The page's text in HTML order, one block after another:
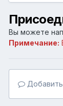
Вы можете
Примечание: